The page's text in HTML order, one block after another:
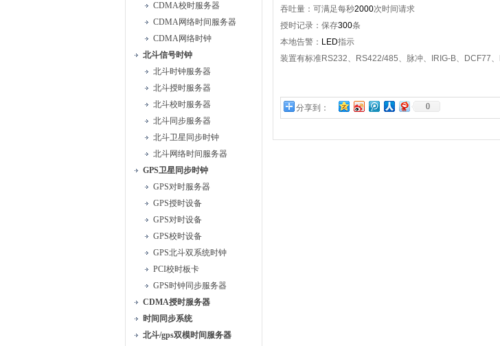
CDMA校时服务器
CDMA网络时间服务器
CDMA网络时钟
北斗信号时钟
北斗时钟服务器
北斗授时服务器
北斗校时服务器
北斗同步服务器
北斗卫星同步时钟
北斗网络时间服务器
GPS卫星同步时钟
GPS对时服务器
GPS授时设备
GPS对时设备
GPS校时设备
GPS北斗双系统时钟
PCI校时板卡
GPS时钟同步服务器
CDMA授时服务器
时间同步系统
北斗/gps双模时间服务器
吞吐量：可满足每秒2000次时间请求
授时记录：保存300条
本地告警： LED指示
装置有标准RS232、 RS422/485、脉冲、 IRIG-B、 DCF77、
分享到： 0